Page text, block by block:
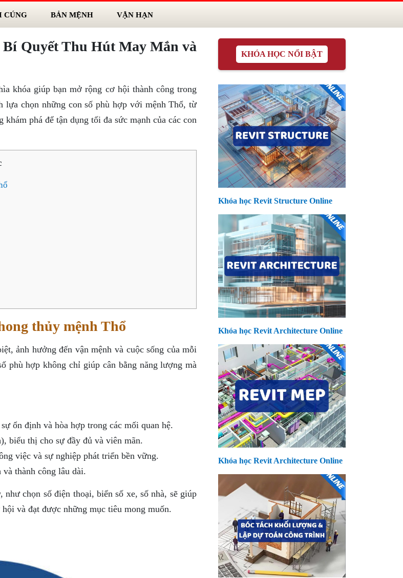
CÚNG BẢN MỆNH VẬN HẠN
Quyết Thu Hút May Mắn và
khóa giúp bạn mở rộng cơ hội thành công trong
lựa chọn những con số phù hợp với mệnh Thổ, từ
phá để tận dụng tối đa sức mạnh của các con
thủy mệnh Thổ
ảnh hưởng đến vận mệnh và cuộc sống của mỗi
hợp không chỉ giúp cân bằng năng lượng mà
ổn định và hòa hợp trong các mối quan hệ.
biểu thị cho sự đầy đủ và viên mãn.
việc và sự nghiệp phát triển bền vững.
thành công lâu dài.
chọn số điện thoại, biển số xe, số nhà, sẽ giúp
và đạt được những mục tiêu mong muốn.
KHÓA HỌC NỔI BẬT
Khóa học Revit Structure Online
Khóa học Revit Architecture Online
Khóa học Revit Architecture Online